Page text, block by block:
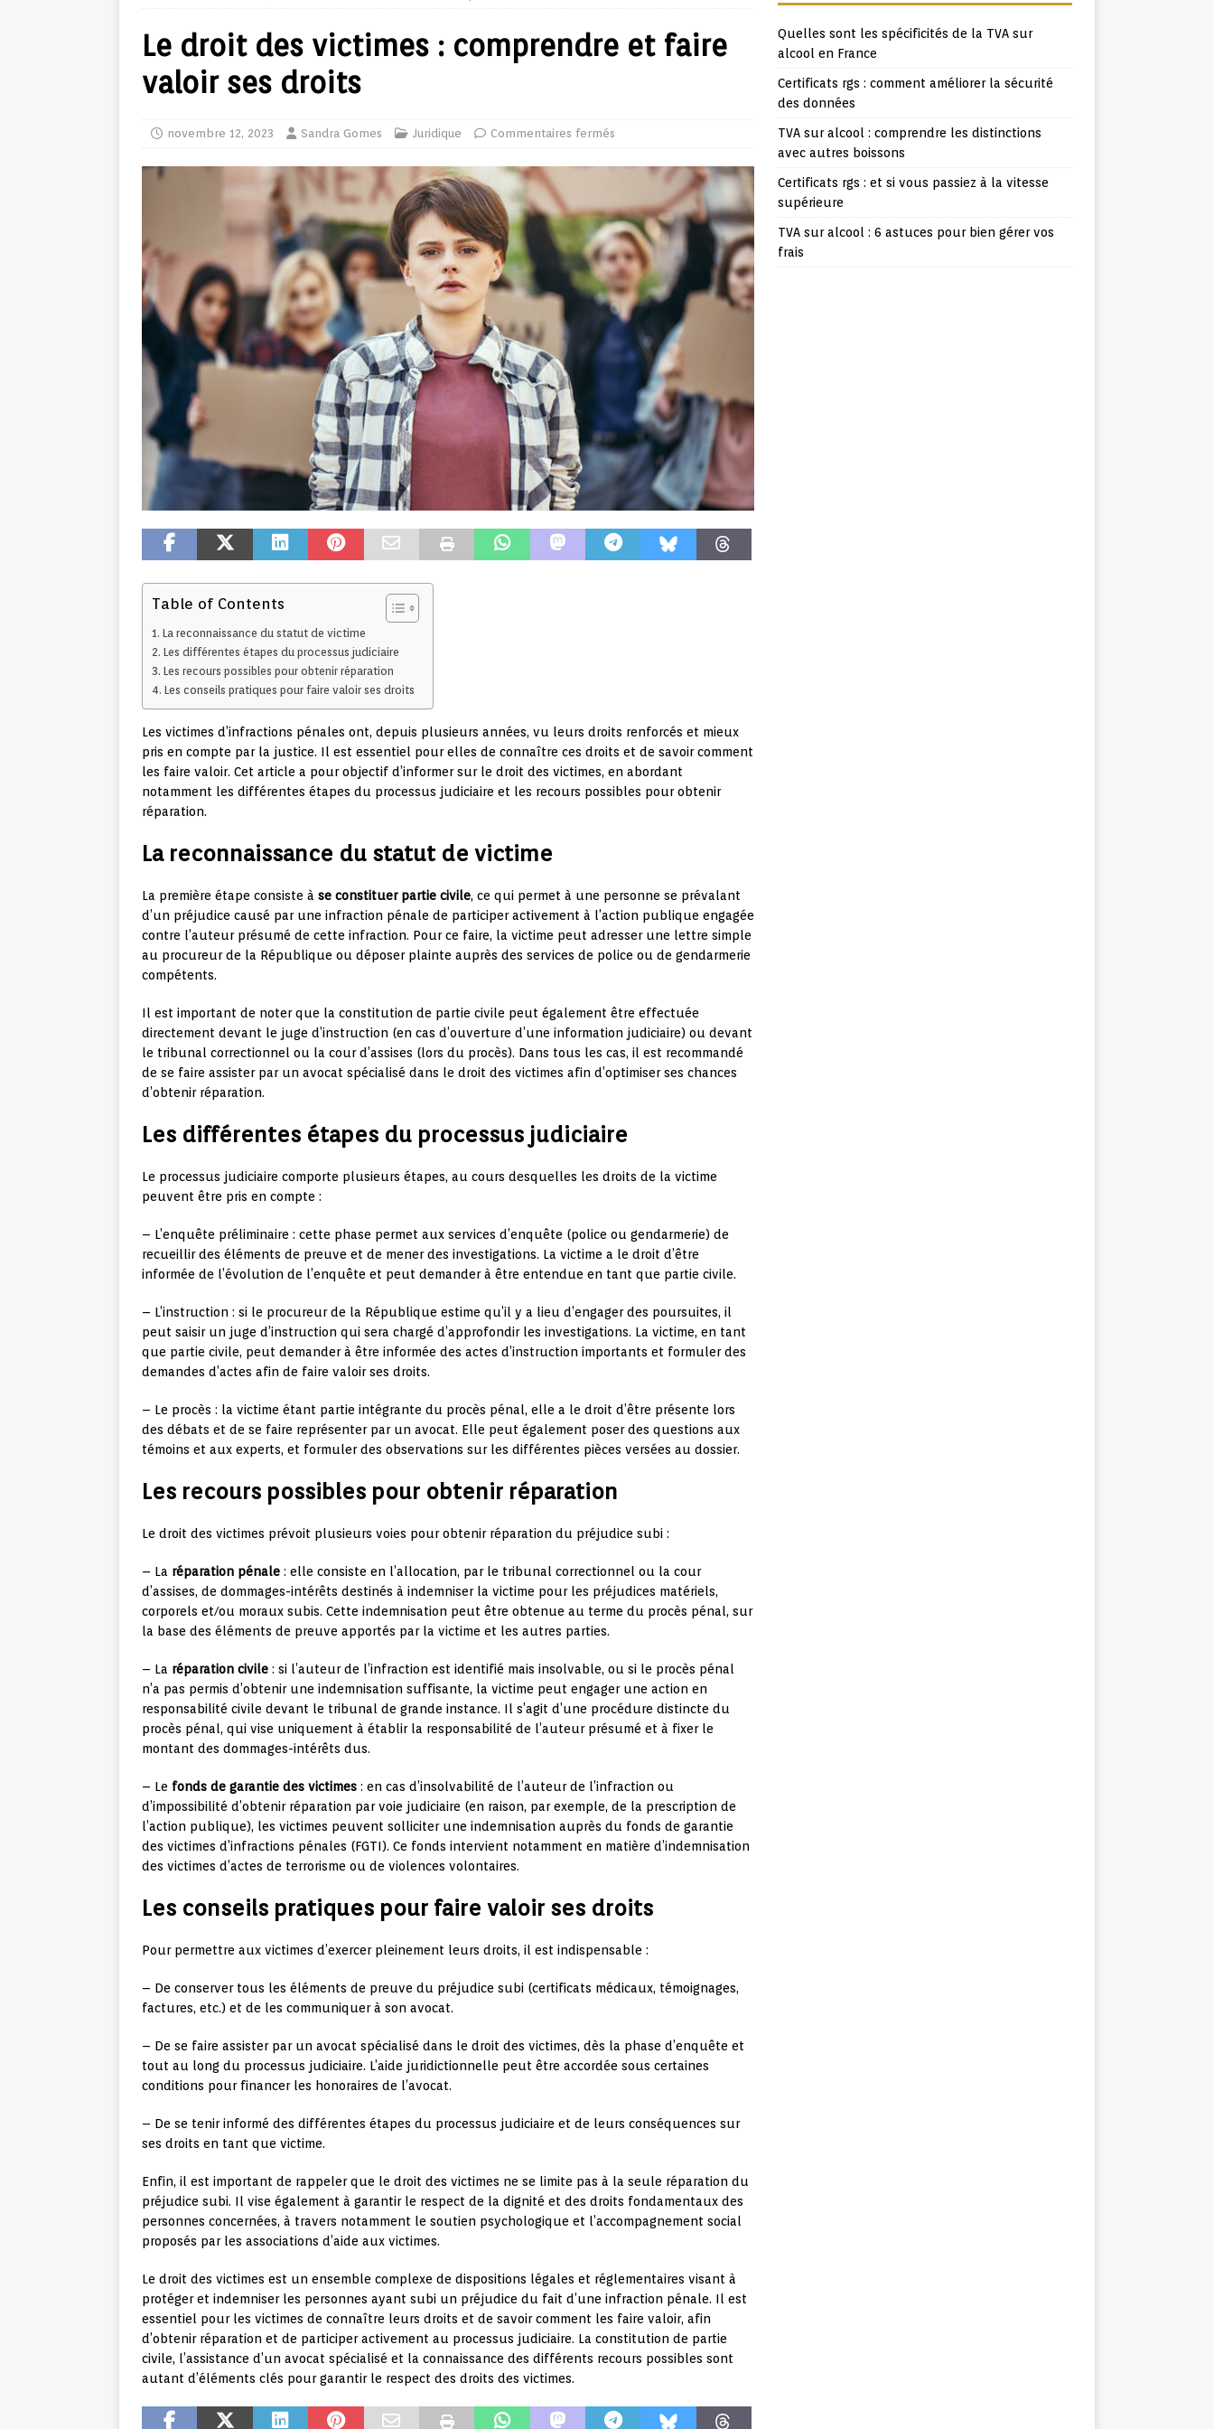
Le droit des victimes : comprendre et faire
valoir ses droits
novembre 12, 2023 Sandra Gomes Juridique Commentaires fermés
Table of Contents
La reconnaissance du statut de victime
Les différentes étapes du processus judiciaire
Les recours possibles pour obtenir réparation
Les conseils pratiques pour faire valoir ses droits
Les victimes d’infractions pénales ont, depuis plusieurs années, vu leurs droits renforcés et mieux
pris en compte par la justice. Il est essentiel pour elles de connaître ces droits et de savoir comment
les faire valoir. Cet article a pour objectif d’informer sur le droit des victimes, en abordant
notamment les différentes étapes du processus judiciaire et les recours possibles pour obtenir
réparation.
La reconnaissance du statut de victime
La première étape consiste à se constituer partie civile, ce qui permet à une personne se prévalant
d’un préjudice causé par une infraction pénale de participer activement à l’action publique engagée
contre l’auteur présumé de cette infraction. Pour ce faire, la victime peut adresser une lettre simple
au procureur de la République ou déposer plainte auprès des services de police ou de gendarmerie
compétents.
Il est important de noter que la constitution de partie civile peut également être effectuée
directement devant le juge d’instruction (en cas d’ouverture d’une information judiciaire) ou devant
le tribunal correctionnel ou la cour d’assises (lors du procès). Dans tous les cas, il est recommandé
de se faire assister par un avocat spécialisé dans le droit des victimes afin d’optimiser ses chances
d’obtenir réparation.
Les différentes étapes du processus judiciaire
Le processus judiciaire comporte plusieurs étapes, au cours desquelles les droits de la victime
peuvent être pris en compte :
– L’enquête préliminaire : cette phase permet aux services d’enquête (police ou gendarmerie) de
recueillir des éléments de preuve et de mener des investigations. La victime a le droit d’être
informée de l’évolution de l’enquête et peut demander à être entendue en tant que partie civile.
– L’instruction : si le procureur de la République estime qu’il y a lieu d’engager des poursuites, il
peut saisir un juge d’instruction qui sera chargé d’approfondir les investigations. La victime, en tant
que partie civile, peut demander à être informée des actes d’instruction importants et formuler des
demandes d’actes afin de faire valoir ses droits.
– Le procès : la victime étant partie intégrante du procès pénal, elle a le droit d’être présente lors
des débats et de se faire représenter par un avocat. Elle peut également poser des questions aux
témoins et aux experts, et formuler des observations sur les différentes pièces versées au dossier.
Les recours possibles pour obtenir réparation
Le droit des victimes prévoit plusieurs voies pour obtenir réparation du préjudice subi :
– La réparation pénale : elle consiste en l’allocation, par le tribunal correctionnel ou la cour
d’assises, de dommages-intérêts destinés à indemniser la victime pour les préjudices matériels,
corporels et/ou moraux subis. Cette indemnisation peut être obtenue au terme du procès pénal, sur
la base des éléments de preuve apportés par la victime et les autres parties.
– La réparation civile : si l’auteur de l’infraction est identifié mais insolvable, ou si le procès pénal
n’a pas permis d’obtenir une indemnisation suffisante, la victime peut engager une action en
responsabilité civile devant le tribunal de grande instance. Il s’agit d’une procédure distincte du
procès pénal, qui vise uniquement à établir la responsabilité de l’auteur présumé et à fixer le
montant des dommages-intérêts dus.
– Le fonds de garantie des victimes : en cas d’insolvabilité de l’auteur de l’infraction ou
d’impossibilité d’obtenir réparation par voie judiciaire (en raison, par exemple, de la prescription de
l’action publique), les victimes peuvent solliciter une indemnisation auprès du fonds de garantie
des victimes d’infractions pénales (FGTI). Ce fonds intervient notamment en matière d’indemnisation
des victimes d’actes de terrorisme ou de violences volontaires.
Les conseils pratiques pour faire valoir ses droits
Pour permettre aux victimes d’exercer pleinement leurs droits, il est indispensable :
– De conserver tous les éléments de preuve du préjudice subi (certificats médicaux, témoignages,
factures, etc.) et de les communiquer à son avocat.
– De se faire assister par un avocat spécialisé dans le droit des victimes, dès la phase d’enquête et
tout au long du processus judiciaire. L’aide juridictionnelle peut être accordée sous certaines
conditions pour financer les honoraires de l’avocat.
– De se tenir informé des différentes étapes du processus judiciaire et de leurs conséquences sur
ses droits en tant que victime.
Enfin, il est important de rappeler que le droit des victimes ne se limite pas à la seule réparation du
préjudice subi. Il vise également à garantir le respect de la dignité et des droits fondamentaux des
personnes concernées, à travers notamment le soutien psychologique et l’accompagnement social
proposés par les associations d’aide aux victimes.
Le droit des victimes est un ensemble complexe de dispositions légales et réglementaires visant à
protéger et indemniser les personnes ayant subi un préjudice du fait d’une infraction pénale. Il est
essentiel pour les victimes de connaître leurs droits et de savoir comment les faire valoir, afin
d’obtenir réparation et de participer activement au processus judiciaire. La constitution de partie
civile, l’assistance d’un avocat spécialisé et la connaissance des différents recours possibles sont
autant d’éléments clés pour garantir le respect des droits des victimes.
Quelles sont les spécificités de la TVA sur
alcool en France
Certificats rgs : comment améliorer la sécurité
des données
TVA sur alcool : comprendre les distinctions
avec autres boissons
Certificats rgs : et si vous passiez à la vitesse
supérieure
TVA sur alcool : 6 astuces pour bien gérer vos
frais